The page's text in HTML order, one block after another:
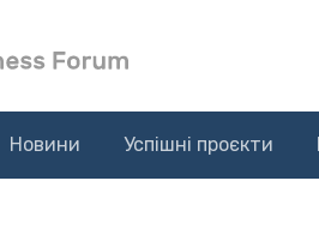
Новини Успішні проєкти